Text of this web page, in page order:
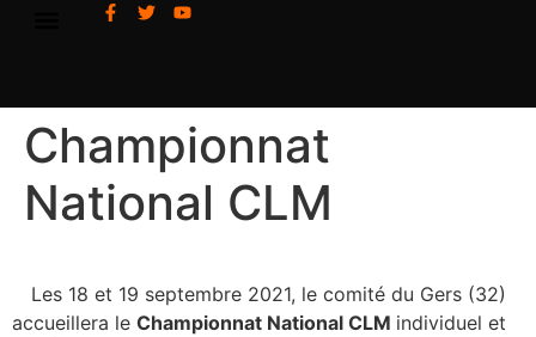
Championnat
National CLM
Les 18 et 19 septembre 2021, le comité du Gers (32)
accueillera le Championnat National CLM individuel et